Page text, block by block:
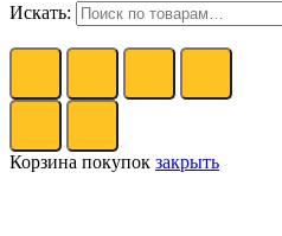
Искать:
Корзина покупок закрыть